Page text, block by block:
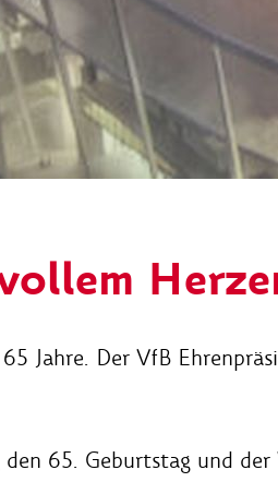
Jahre. Der VfB
65. Geburtstag und